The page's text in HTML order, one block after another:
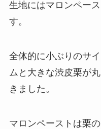
生地にはマロンペー
す。
全体的に小ぶりのサ
ムと大きな渋皮栗が
きました。
マロンペーストは栗